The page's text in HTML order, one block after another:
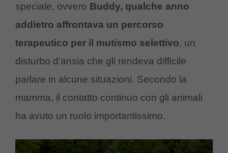
speciale, ovvero Buddy, qualche anno
addietro affrontava un percorso
terapeutico per il mutismo selettivo, un
disturbo d’ansia che gli rendeva difficile
parlare in alcune situazioni. Secondo la
mamma, il contatto continuo con gli animali
ha avuto un ruolo importantissimo.